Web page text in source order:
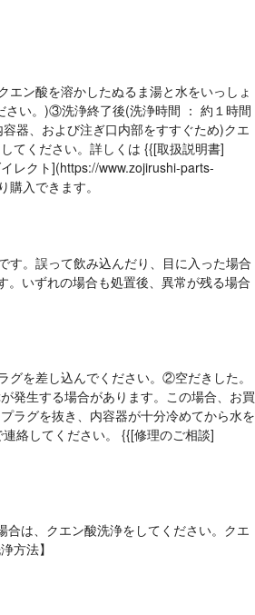
ン酸を溶かしたぬるま湯と水をいっしょ
い。)③洗浄終了後(洗浄時間 ： 約１時間
器、および注ぎ口内部をすすぐため)クエ
てください。詳しくは {{[取扱説明書]
レクト](https://www.zojirushi-parts-
入できます。
。誤って飲み込んだり、目に入った場合
いずれの場合も処置後、異常が残る場合
を差し込んでください。②空だきした。
発生する場合があります。この場合、お買
ラグを抜き、内容器が十分冷めてから水を
絡してください。 {{[修理のご相談]
は、クエン酸洗浄をしてください。クエ
方法】